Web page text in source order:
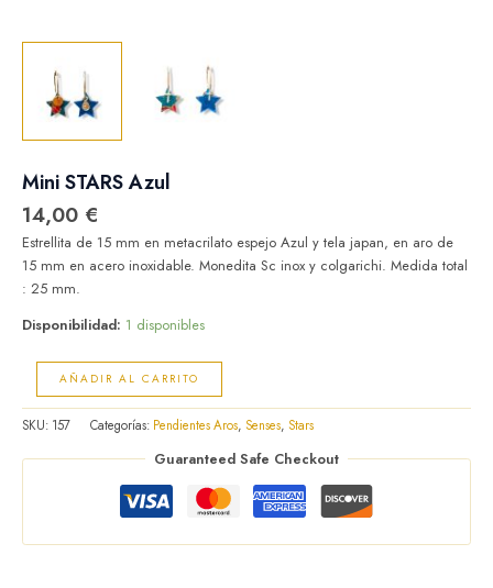
Mini STARS Azul
14,00 €
Estrellita de 15 mm en metacrilato espejo Azul y tela japan, en aro de
15 mm en acero inoxidable. Monedita Sc inox y colgarichi. Medida total
: 25 mm.
Disponibilidad: 1 disponibles
AÑADIR AL CARRITO
SKU: 157 Categorías: Pendientes Aros, Senses, Stars
Guaranteed Safe Checkout